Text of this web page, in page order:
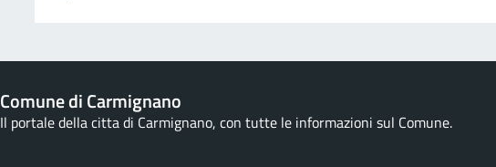
Le informazioni personali raccolte su questo
dei dati all’interno di moduli elettronici creati
Comune di Carmignano
Il portale della citta di Carmignano, con tutte le informazioni sul Comune.